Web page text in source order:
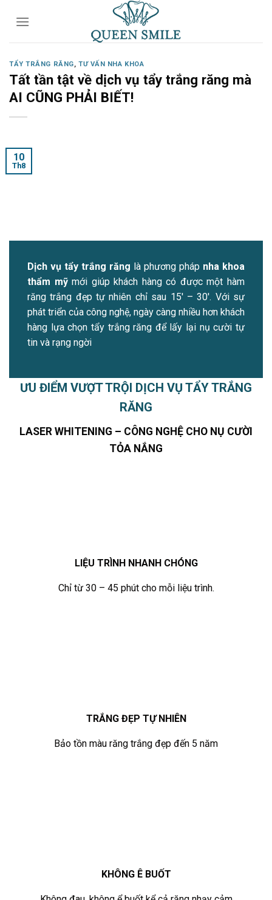
TẨY TRẮNG RĂNG, TƯ VẤN NHA KHOA
Tất tần tật về dịch vụ tẩy trắng răng mà
AI CŨNG PHẢI BIẾT!
10
Th8
Dịch vụ tẩy trắng răng là phương pháp nha khoa
thẩm mỹmới giúp khách hàng có được một hàm
răng trắng đẹp tự nhiên chỉ sau 15′ – 30′. Với sự
phát triển của công nghệ, ngày càng nhiều hơn khách
hàng lựa chọn tẩy trắng răng để lấy lại nụ cười tự
tin và rạng ngời
ƯU ĐIỂM VƯỢT TRỘI DỊCH VỤ TẨY TRẮNG
RĂNG
LASER WHITENING – CÔNG NGHỆ CHO NỤ CƯỜI
TỎA NẮNG
LIỆU TRÌNH NHANH CHÓNG
Chỉ từ 30 – 45 phút cho mỗi liệu trình.
TRẮNG ĐẸP TỰ NHIÊN
Bảo tồn màu răng trắng đẹp đến 5 năm
KHÔNG Ê BUỐT